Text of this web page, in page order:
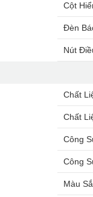
Cột
Đèn
Nút
Chất
Chất
Công
Công
Màu